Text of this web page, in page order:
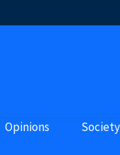
Opinions Society